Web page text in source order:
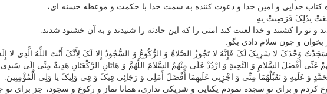
کتاب خدایی و امین خدا و دعوت کننده به سمت خدا با حکمت و موعظه حسنه ای،
بِذَلِکَ فَرَضِیتْ بِهِ.
و تو را کشتند و خدا لعنت کند امتی را که این حادثه را شنیدند و به آن خشنود شدند.
و چون سلام دادی بگو:
وَحْدَکَ لا شَرِیکَ لَکَ فَإِنَّهُ لا تَجُوزُ الصَّلاةُ وَ الرُّکُوعُ وَ السُّجُودُ إِلا لَکَ لِأَنَّکَ أَنْتَ اللَّهُ الَّذِی لا إِلَهَ
أَفْضَلَ السَّلامِ وَ التَّحِیةِ وَ ارْدُدْ عَلَی مِنْهُمُ السَّلامَ اللَّهُمَّ وَ هَاتَانِ الرَّکْعَتَانِ هَدِیةٌ مِنِّی إِلَی
وَ عَلَیهِ وَ تَقَبَّلْهُمَا مِنِّی وَ اجْزِنِی عَلَیهِمَا أَفْضَلَ أَمَلِی وَ رَجَائِی فِیکَ وَ فِی وَلِیکَ یا وَلِی الْمُؤْمِنِینَ.
کردم و برای تو سجده نمودم یکتایی و شریکی نداری، همانا نماز و رکوع و سجود، جز برای تو